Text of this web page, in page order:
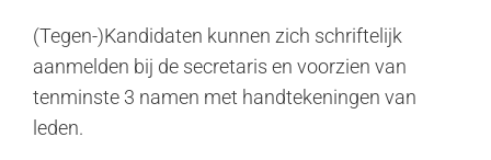
(Tegen-)Kandidaten kunnen zich schriftelijk
aanmelden bij de secretaris en voorzien van
tenminste 3 namen met handtekeningen van
leden.